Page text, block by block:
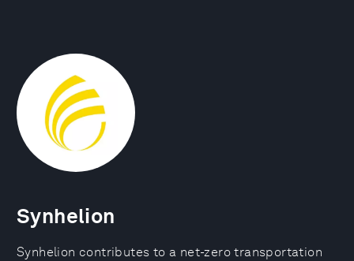
Synhelion
Synhelion contributes to a net-zero transportation